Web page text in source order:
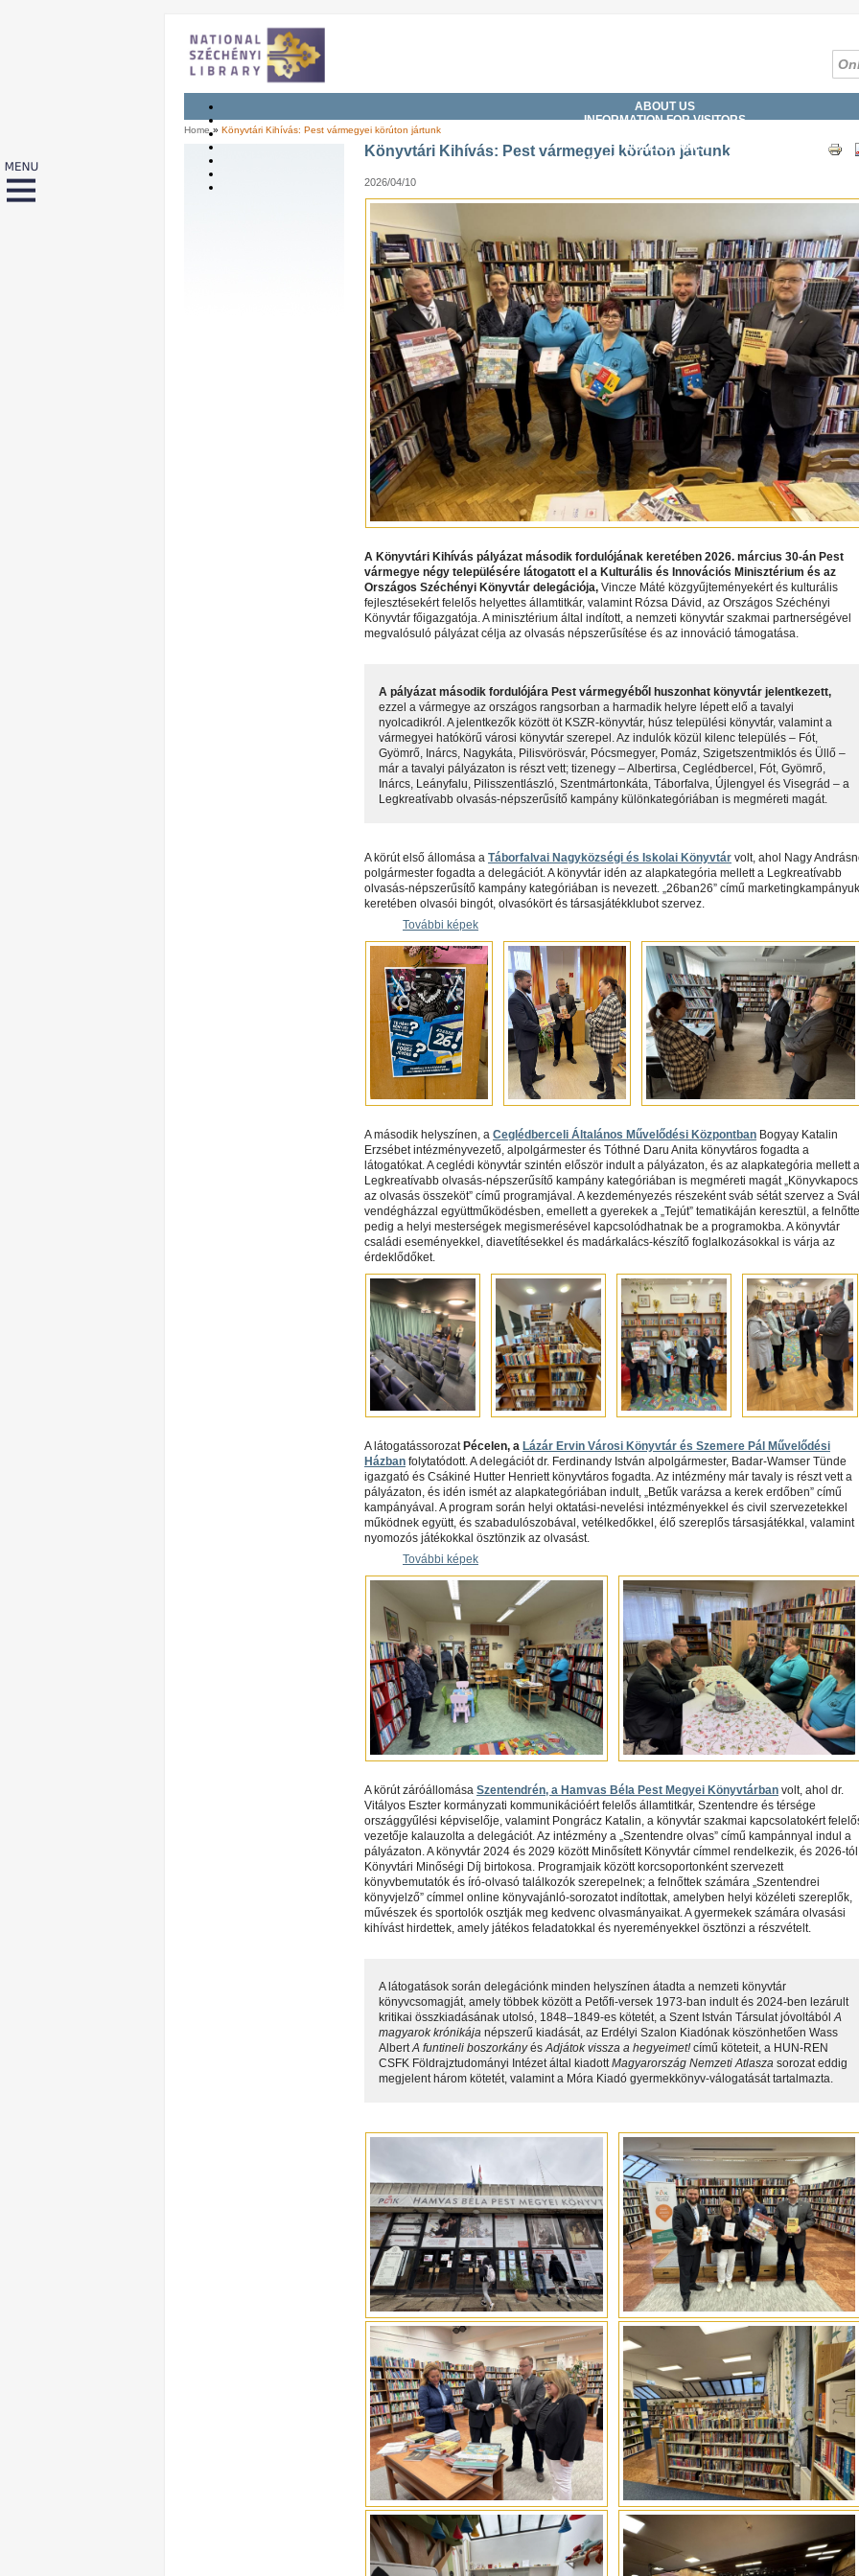
ABOUT US
INFORMATION FOR VISITORS
COLLECTIONS
CATALOGUES, DATABASES
Home » Könyvtári Kihívás: Pest vármegyei körúton jártunk
Könyvtári Kihívás: Pest vármegyei körúton jártunk
2026/04/10
A Könyvtári Kihívás pályázat második fordulójának keretében 2026. március 30-án Pest
vármegye négy településére látogatott el a Kulturális és Innovációs Minisztérium és az
Országos Széchényi Könyvtár delegációja, Vincze Máté közgyűjteményekért és kulturális
fejlesztésekért felelős helyettes államtitkár, valamint Rózsa Dávid, az Országos Széchényi
Könyvtár főigazgatója. A minisztérium által indított, a nemzeti könyvtár szakmai partnerségével
megvalósuló pályázat célja az olvasás népszerűsítése és az innováció támogatása.
A pályázat második fordulójára Pest vármegyéből huszonhat könyvtár jelentkezett,
ezzel a vármegye az országos rangsorban a harmadik helyre lépett elő a tavalyi
nyolcadikról. A jelentkezők között öt KSZR-könyvtár, húsz települési könyvtár, valamint a
vármegyei hatókörű városi könyvtár szerepel. Az indulók közül kilenc település – Fót,
Gyömrő, Inárcs, Nagykáta, Pilisvörösvár, Pócsmegyer, Pomáz, Szigetszentmiklós és Üllő –
már a tavalyi pályázaton is részt vett; tizenegy – Albertirsa, Ceglédbercel, Fót, Gyömrő,
Inárcs, Leányfalu, Pilisszentlászló, Szentmártonkáta, Táborfalva, Újlengyel és Visegrád – a
Legkreatívabb olvasás-népszerűsítő kampány különkategóriában is megméreti magát.
A körút első állomása a Táborfalvai Nagyközségi és Iskolai Könyvtár volt, ahol Nagy
polgármester fogadta a delegációt. A könyvtár idén az alapkategória mellett a Legkreatívabb
olvasás-népszerűsítő kampány kategóriában is nevezett. „26ban26” című marketingkampányuk
keretében olvasói bingót, olvasókört és társasjátékklubot szervez.
További képek
A második helyszínen, a Ceglédberceli Általános Művelődési Központban Bogyay Katalin
Erzsébet intézményvezető, alpolgármester és Tóthné Daru Anita könyvtáros fogadta a
látogatókat. A ceglédi könyvtár szintén először indult a pályázaton, és az alapkategória mellett a
Legkreatívabb olvasás-népszerűsítő kampány kategóriában is megméreti magát
az olvasás összeköt” című programjával. A kezdeményezés részeként sváb sétát szervez a
vendégházzal együttműködésben, emellett a gyerekek a „Tejút” tematikáján keresztül, a
pedig a helyi mesterségek megismerésével kapcsolódhatnak be a programokba. A könyvtár
családi eseményekkel, diavetítésekkel és madárkalács-készítő foglalkozásokkal is várja az
érdeklődőket.
A látogatássorozat Pécelen, a Lázár Ervin Városi Könyvtár és Szemere Pál Művelődési
Házban folytatódott. A delegációt dr. Ferdinandy István alpolgármester, Badar-Wamser Tünde
igazgató és Csákiné Hutter Henriett könyvtáros fogadta. Az intézmény már tavaly is részt vett a
pályázaton, és idén ismét az alapkategóriában indult, „Betűk varázsa a kerek erdőben” című
kampányával. A program során helyi oktatási-nevelési intézményekkel és civil szervezetekkel
működnek együtt, és szabadulószobával, vetélkedőkkel, élő szereplős társasjátékkal, valamint
nyomozós játékokkal ösztönzik az olvasást.
További képek
A körút záróállomása Szentendrén, a Hamvas Béla Pest Megyei Könyvtárban volt, ahol dr.
Vitályos Eszter kormányzati kommunikációért felelős államtitkár, Szentendre és térsége
országgyűlési képviselője, valamint Pongrácz Katalin, a könyvtár szakmai kapcsolatokért
vezetője kalauzolta a delegációt. Az intézmény a „Szentendre olvas” című kampánnyal indul a
pályázaton. A könyvtár 2024 és 2029 között Minősített Könyvtár címmel rendelkezik, és 2026-
Könyvtári Minőségi Díj birtokosa. Programjaik között korcsoportonként szervezett
könyvbemutatók és író-olvasó találkozók szerepelnek; a felnőttek számára „Szentendrei
könyvjelző” címmel online könyvajánló-sorozatot indítottak, amelyben helyi közéleti szereplők,
művészek és sportolók osztják meg kedvenc olvasmányaikat. A gyermekek számára olvasási
kihívást hirdettek, amely játékos feladatokkal és nyereményekkel ösztönzi a részvételt.
A látogatások során delegációnk minden helyszínen átadta a nemzeti könyvtár
könyvcsomagját, amely többek között a Petőfi-versek 1973-ban indult és 2024-ben lezárult
kritikai összkiadásának utolsó, 1848–1849-es kötetét, a Szent István Társulat jóvoltábólA
magyarok krónikája népszerű kiadását, az Erdélyi Szalon Kiadónak köszönhetően Wass
AlbertA funtineli boszorkányésAdjátok vissza a hegyeimet!című köteteit, a HUN-REN
CSFK Földrajztudományi Intézet által kiadottMagyarország Nemzeti Atlasza sorozat eddig
megjelent három kötetét, valamint a Móra Kiadó gyermekkönyv-válogatását tartalmazta.